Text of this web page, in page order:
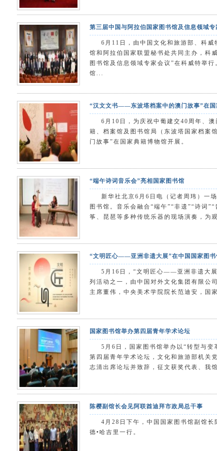
第三届中国与阿拉伯国家图书馆及信息领域
6月11日，由中国文化和旅游部、科
馆和阿拉伯国家联盟秘书处共同主办，科
图书馆及信息领域专家会议”在科威特举
馆...
“汉文文书——东波塔档案中的澳门故事”在
6月10日，为庆祝中葡建交40周年、
籍、档案馆及图书馆局（东波塔国家档
门故事”在国家典籍博物馆开展。
“端午诗词音乐会”亮相国家图书馆
新华社北京6月6日电（记者周玮）一
图书馆。音乐会融合“端午”“非遗”“诗词
筝、琵琶等多种传统乐器的现场演奏，为
“文明匠心——亚洲非遗大展”在中国国家图
5月16日，“文明匠心——亚洲非遗大
列活动之一，由中国对外文化集团有限公
主席董伟，中央美术学院院长范迪安，国
国家图书馆举办第四届青年学术论坛
5月6日，国家图书馆举办以“转型与
第四届青年学术论坛，文化和旅游部机关
志清出席论坛并致辞，征文获奖代表、我
陈樱副馆长会见阿联酋迪拜市政局总干事
4月28日下午，中国国家图书馆副馆
德•哈吉里一行。